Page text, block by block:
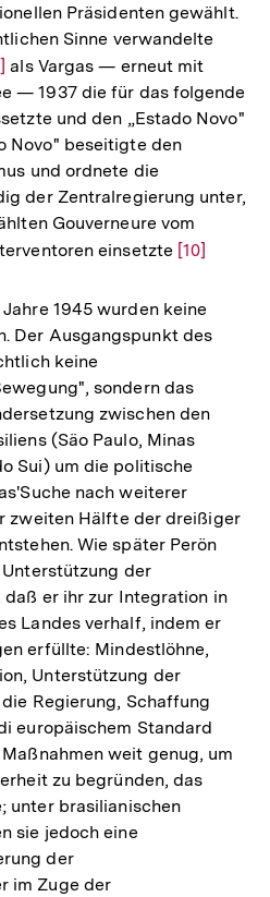
Präsidenten gewählt.
Sinne verwandelte
als Vargas — erneut mit
— 1937 die für das folgende
und den „Estado Novo"
Novo" beseitigte den
und ordnete die
der Zentralregierung unter,
Gouverneure vom
einsetzte Zur
der
Fußnote
[10]
1945 wurden keine
Der Ausgangspunkt des
keine
sondern das
zwischen den
(Säo Paulo, Minas
Sui) um die politische
nach weiterer
zweiten Hälfte der dreißiger
Wie später Perön
der
er ihr zur Integration in
Landes verhalf, indem er
erfüllte: Mindestlöhne,
Unterstützung der
Regierung, Schaffung
europäischem Standard
weit genug, um
zu begründen, das
unter brasilianischen
sie jedoch eine
der
im Zuge der